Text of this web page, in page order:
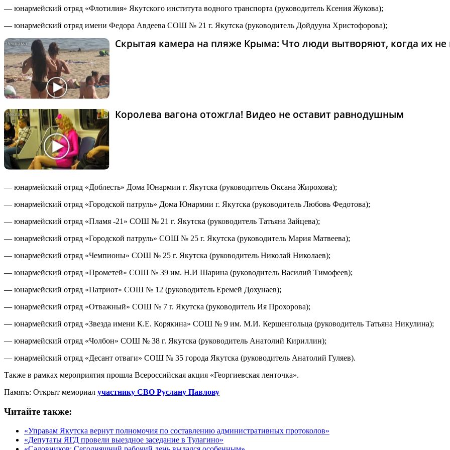
— юнармейский отряд «Флотилия» Якутского института водного транспорта (руководитель Ксения Жукова);
— юнармейский отряд имени Федора Авдеева СОШ № 21 г. Якутска (руководитель Дойдууна Христофорова);
Скрытая камера на пляже Крыма: Что люди вытворяют, когда их не
Королева вагона отожгла! Видео не оставит равнодушным
— юнармейский отряд «Доблесть» Дома Юнармии г. Якутска (руководитель Оксана Жирохова);
— юнармейский отряд «Городской патруль» Дома Юнармии г. Якутска (руководитель Любовь Федотова);
— юнармейский отряд «Пламя -21» СОШ № 21 г. Якутска (руководитель Татьяна Зайцева);
— юнармейский отряд «Городской патруль» СОШ № 25 г. Якутска (руководитель Мария Матвеева);
— юнармейский отряд «Чемпионы» СОШ № 25 г. Якутска (руководитель Николай Николаев);
— юнармейский отряд «Прометей» СОШ № 39 им. Н.И Шарина (руководитель Василий Тимофеев);
— юнармейский отряд «Патриот» СОШ № 12 (руководитель Еремей Дохунаев);
— юнармейский отряд «Отважный» СОШ № 7 г. Якутска (руководитель Ия Прохорова);
— юнармейский отряд «Звезда имени К.Е. Корякина» СОШ № 9 им. М.И. Кершенгольца (руководитель Татьяна Никулина);
— юнармейский отряд «Чолбон» СОШ № 38 г. Якутска (руководитель Анатолий Кириллин);
— юнармейский отряд «Десант отваги» СОШ № 35 города Якутска (руководитель Анатолий Гуляев).
Также в рамках мероприятия прошла Всероссийская акция «Георгиевская ленточка».
Память: Открыт мемориал участнику СВО Руслану Павлову
Читайте также:
«Управам Якутска вернут полномочия по составлению административных протоколов»
«Депутаты ЯГД провели выездное заседание в Тулагино»